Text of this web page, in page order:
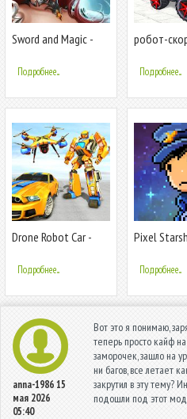
Sword and Magic -
(ММОРПГ)
Подробнее...
робот-
делать игры
роботов
Подробнее...
Drone Robot Car -
для роботов
Подробнее...
Pixel
Подробнее...
anna-198615
мая 2026
05:40
Вот это я понимаю,
теперь просто кайф
заморочек, зашло на
ни багов, все летает
закрутил в эту тему?
подошли под этот